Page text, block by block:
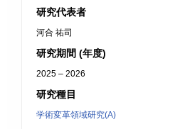
研究代表者
河合 祐司
研究期間 (年度)
2025 – 2026
研究種目
学術変革領域研究(A)